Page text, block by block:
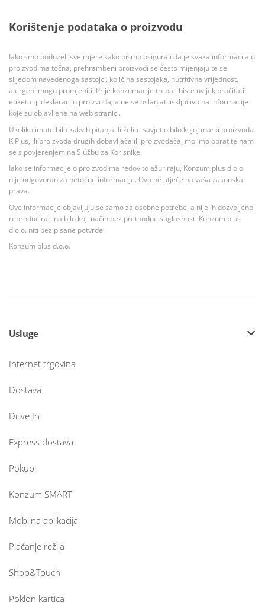
Korištenje podataka o proizvodu
Iako smo poduzeli sve mjere kako bismo osigurali da je svaka informacija o
proizvodima točna, prehrambeni proizvodi se često mijenjaju te se
slijedom navedenoga sastojci, količina sastojaka, nutritivna vrijednost,
alergeni mogu promjeniti. Prije konzumacije trebali biste uvijek pročitati
etiketu tj. deklaraciju proizvoda, a ne se oslanjati isključivo na informacije
koje su objavljene na web stranici.
Ukoliko imate bilo kakvih pitanja ili želite savjet o bilo kojoj marki proizvoda
K Plus, ili proizvoda drugih dobavljača ili proizvođača, molimo obratite nam
se s povjerenjem na Službu za Korisnike.
Iako se informacije o proizvodima redovito ažuriraju, Konzum plus d.o.o.
nije odgovoran za netočne informacije. Ovo ne utječe na vaša zakonska
prava.
Ove informacije objavljuju se samo za osobne potrebe, a nije ih dozvoljeno
reproducirati na bilo koji način bez prethodne suglasnosti Konzum plus
d.o.o. niti bez pisane potvrde.
Konzum plus d.o.o.
Usluge
Internet trgovina
Dostava
Drive In
Express dostava
Pokupi
Konzum SMART
Mobilna aplikacija
Plaćanje režija
Shop&Touch
Poklon kartica